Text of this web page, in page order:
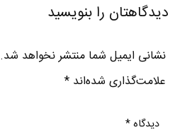
دیدگاهتان را بنویسید
نشانی ایمیل شما منتشر نخواهد شد.
علامت‌گذاری شده‌اند*
دیدگاه*